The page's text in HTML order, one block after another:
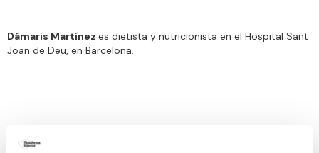
Dámaris Martínez es dietista y nutricionista en el Hospital Sant
Joan de Deu, en Barcelona.
Libros de Dámaris Martínez